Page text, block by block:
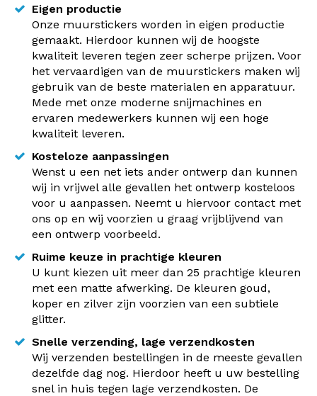
Eigen productie
Onze muurstickers worden in eigen productie
gemaakt. Hierdoor kunnen wij de hoogste
kwaliteit leveren tegen zeer scherpe prijzen. Voor
het vervaardigen van de muurstickers maken wij
gebruik van de beste materialen en apparatuur.
Mede met onze moderne snijmachines en
ervaren medewerkers kunnen wij een hoge
kwaliteit leveren.
Kosteloze aanpassingen
Wenst u een net iets ander ontwerp dan kunnen
wij in vrijwel alle gevallen het ontwerp kosteloos
voor u aanpassen. Neemt u hiervoor contact met
ons op en wij voorzien u graag vrijblijvend van
een ontwerp voorbeeld.
Ruime keuze in prachtige kleuren
U kunt kiezen uit meer dan 25 prachtige kleuren
met een matte afwerking. De kleuren goud,
koper en zilver zijn voorzien van een subtiele
glitter.
Snelle verzending, lage verzendkosten
Wij verzenden bestellingen in de meeste gevallen
dezelfde dag nog. Hierdoor heeft u uw bestelling
snel in huis tegen lage verzendkosten. De